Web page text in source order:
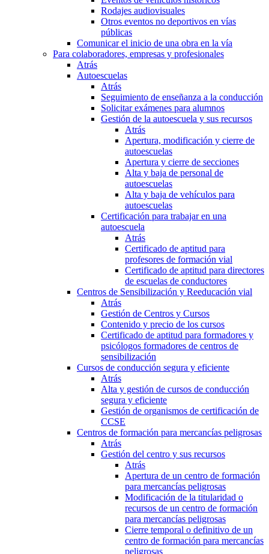
Rodajes audiovisuales
Otros eventos no deportivos en vías
públicas
Comunicar el inicio de una obra en la vía
Para colaboradores, empresas y profesionales
Atrás
Autoescuelas
Atrás
Seguimiento de enseñanza a la conducción
Solicitar exámenes para alumnos
Gestión de la autoescuela y sus recursos
Atrás
Apertura, modificación y cierre de
autoescuelas
Apertura y cierre de secciones
Alta y baja de personal de
autoescuelas
Alta y baja de vehículos para
autoescuelas
Certificación para trabajar en una
autoescuela
Atrás
Certificado de aptitud para
profesores de formación vial
Certificado de aptitud para directores
de escuelas de conductores
Centros de Sensibilización y Reeducación vial
Atrás
Gestión de Centros y Cursos
Contenido y precio de los cursos
Certificado de aptitud para formadores y
psicólogos formadores de centros de
sensibilización
Cursos de conducción segura y eficiente
Atrás
Alta y gestión de cursos de conducción
segura y eficiente
Gestión de organismos de certificación de
CCSE
Centros de formación para mercancías peligrosas
Atrás
Gestión del centro y sus recursos
Atrás
Apertura de un centro de formación
para mercancías peligrosas
Modificación de la titularidad o
recursos de un centro de formación
para mercancías peligrosas
Cierre temporal o definitivo de un
centro de formación para mercancías
peligrosas